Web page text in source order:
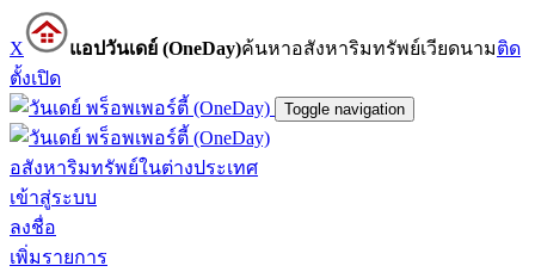
X แอปวันเดย์ (OneDay)ค้นหาอสังหาริมทรัพย์เวียดนามติด
ตั้งเปิด
Toggle navigation
อสังหาริมทรัพย์ในต่างประเทศ
เข้าสู่ระบบ
ลงชื่อ
เพิ่มรายการ